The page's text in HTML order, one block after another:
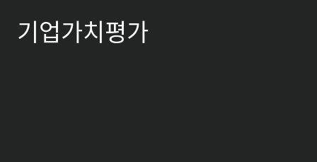
기업가치평가